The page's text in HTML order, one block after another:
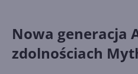
Nowa generacja
zdolnościach